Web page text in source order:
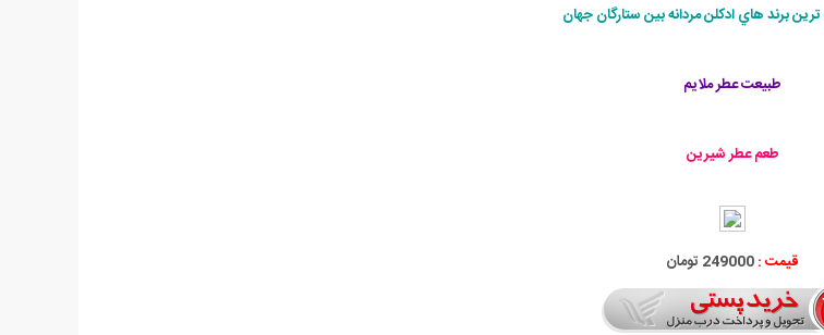
برند هاي ادكلن مردانه بين ستارگان جهان
طبیعت عطر ملایم
طعم عطر شیرین
قیمت :249000 تومان